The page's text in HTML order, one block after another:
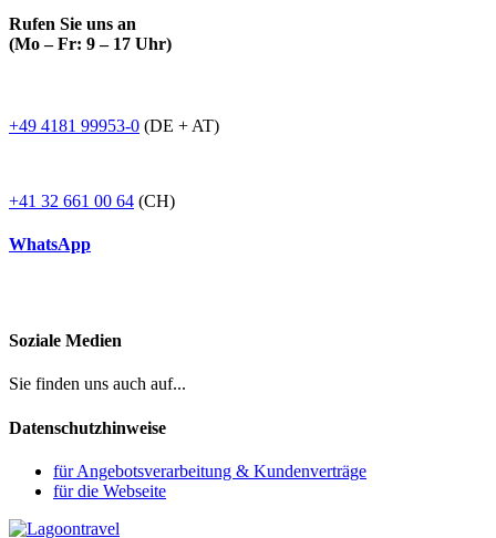
Rufen Sie uns an
(Mo – Fr: 9 – 17 Uhr)
+49 4181 99953-0 (DE + AT)
+41 32 661 00 64 (CH)
WhatsApp
Soziale Medien
Sie finden uns auch auf...
Datenschutzhinweise
für Angebotsverarbeitung & Kundenverträge
für die Webseite